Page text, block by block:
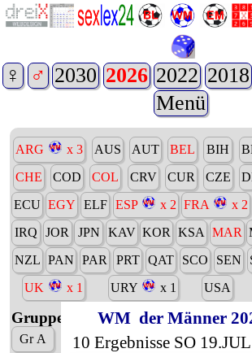
♀ ♂ 2030 2026 2022 2018
Menü
ARG x 3 AUS AUT BEL BIH
CHE
COD COL CRV CUR CZE
ECU
EGY ELF ESP x 2 FRA x 2
IRQ
JOR JPN KAV KOR KSA MAR
NZL
PAN PAR PRT QAT SCO SEN
UK
x 1 URY x 1 USA
Gruppen
Gr A
WMder Männer
10 Ergebnisse SO